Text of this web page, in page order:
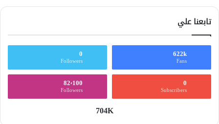
تابعنا علي
622k
Fans
0
Followers
0
Subscribers
82٬100
Followers
704K